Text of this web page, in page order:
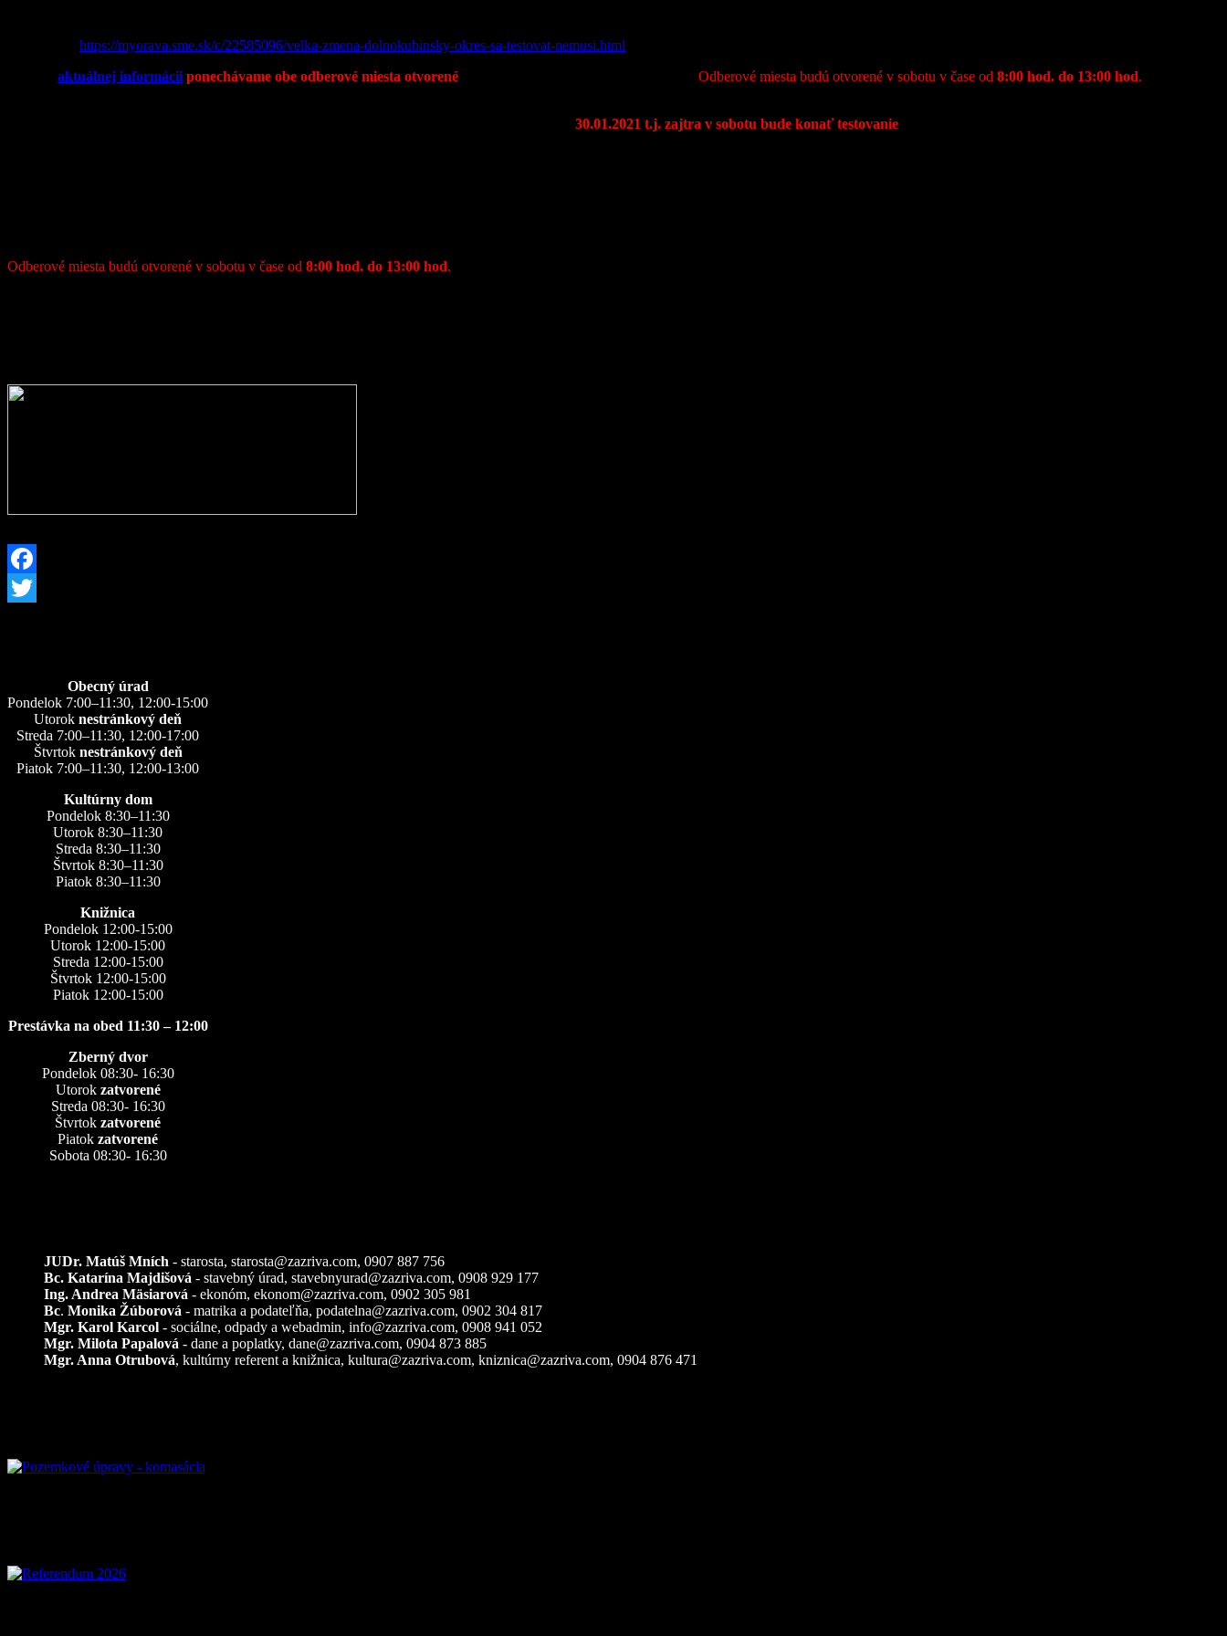
https://myorava.sme.sk/c/22585096/velka-zmena-dolnokubinsky-okres-sa-testovat-nemusi.html
aktuálnej informácii ponechávame obe odberové miesta otvorené Odberové miesta budú otvorené v sobotu v čase od 8:00 hod. do 13:00 hod.
30.01.2021 t.j. zajtra v sobotu bude konať testovanie
Odberové miesta budú otvorené v sobotu v čase od 8:00 hod. do 13:00 hod.
Facebook
Obecný úrad
Pondelok 7:00–11:30, 12:00-15:00
Utorok nestránkový deň
Streda 7:00–11:30, 12:00-17:00
Štvrtok nestránkový deň
Piatok 7:00–11:30, 12:00-13:00
Kultúrny dom
Pondelok 8:30–11:30
Utorok 8:30–11:30
Streda 8:30–11:30
Štvrtok 8:30–11:30
Piatok 8:30–11:30
Knižnica
Pondelok 12:00-15:00
Utorok 12:00-15:00
Streda 12:00-15:00
Štvrtok 12:00-15:00
Piatok 12:00-15:00
Prestávka na obed 11:30 – 12:00
Zberný dvor
Pondelok 08:30- 16:30
Utorok zatvorené
Streda 08:30- 16:30
Štvrtok zatvorené
Piatok zatvorené
Sobota 08:30- 16:30
JUDr. Matúš Mních - starosta, starosta@zazriva.com, 0907 887 756
Bc. Katarína Majdišová - stavebný úrad, stavebnyurad@zazriva.com, 0908 929 177
Ing. Andrea Mäsiarová - ekonóm, ekonom@zazriva.com, 0902 305 981
Bc. Monika Žúborová - matrika a podateľňa, podatelna@zazriva.com, 0902 304 817
Mgr. Karol Karcol - sociálne, odpady a webadmin, info@zazriva.com, 0908 941 052
Mgr. Milota Papalová - dane a poplatky, dane@zazriva.com, 0904 873 885
Mgr. Anna Otrubová, kultúrny referent a knižnica, kultura@zazriva.com, kniznica@zazriva.com, 0904 876 471